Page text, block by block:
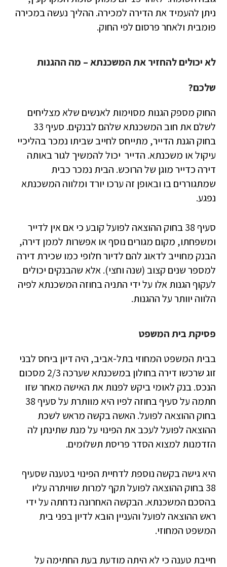
ניתן להעמיד את הדירה למכירה. ההליך נעשה במכירה
פומבית ולאחר פרסום לפי החוק.
לא יכולים להחזיר את המשכנתא – מה ההגנות
שלכם?
החוק מספק הגנות מסוימות לאנשים שלא מצליחים
לשלם את חוב המשכנתא שלהם לבנקים. סעיף 33
בחוק הגנת הדייר, מתייחס לחייב שביתו נמכר בהליכיי
עיקול או משכנתא. הדייר יכול להמשיך לגור באותה
דירה כדייר מוגן של הרוכש. הבית נמכר כבית
שמתגוררים בו ובאופן זה ערכו יורד ומלווה המשכנתא
נפגע.
סעיף 38 בחוק ההוצאה לפועל קובע כי אם אין לדייר
ומשפחתו, מקום מגורים נוסף או אפשרות לממן דירה,
הבנק מחוייב לדאוג להם לדיור חלופי כמו שכירת דירה
למספר שנים קצוב (שנה וחצי). אלא שהבנקים יכולים
לעקוף הגנות אלו על ידי התניה בחוזה המשכנתא לפיה
הלווה יוותר על ההגנות.
פסיקת בית המשפט
בבית המשפט המחוזי בתל-אביב, היה דיון ביחס לבני
זוג שרכשו דירה בחולון במשכנתא שערכה 2/3 מסכום
הנכס. בנק לאומי ביקש לפנות את האישה מאחר שזו
חתמה על סעיף בחוזה לפיו היא מוותרת על סעיף 38
בחוק ההוצאה לפועל. האשה בקשה מראש לשכת
ההוצאה לפועל לעכב את הפינוי על מנת שתינתן לה
הזדמנות למצוא הסדר פריסת תשלומים.
היא גישה בקשה נוספת לדחיית הפינוי בטענה שסעיף
38 בחוק ההוצאה לפועל תקף למרות שוויתרה עליו
בהסכם המשכנתא. הבקשה האחרונה נדחתה על ידי
ראש ההוצאה לפועל והעניין הובא לדיון בפני בית
המשפט המחוזי.
חייבת טענה כי לא היתה מודעת בעת החתימה על